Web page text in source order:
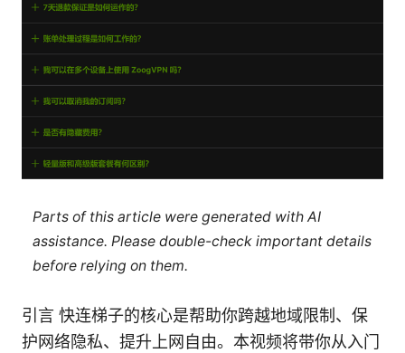
Parts of this article were generated with AI
assistance. Please double-check important details
before relying on them.
引言 快连梯子的核心是帮助你跨越地域限制、保
护网络隐私、提升上网自由。本视频将带你从入门